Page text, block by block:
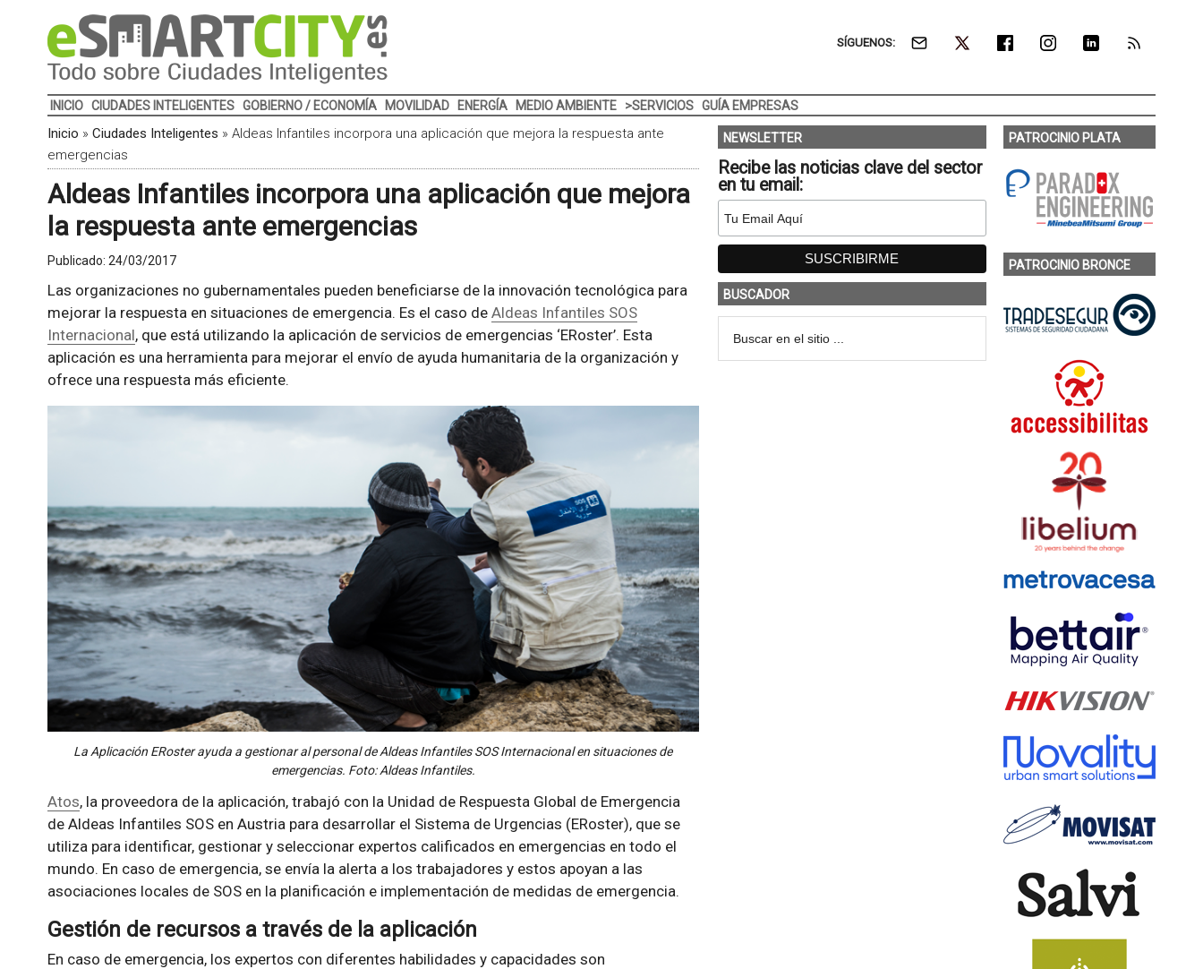
SÍGUENOS:
INICIO CIUDADES INTELIGENTES GOBIERNO / ECONOMÍA MOVILIDAD ENERGÍA MEDIO AMBIENTE >SERVICIOS GUÍA EMPRESAS
Inicio » Ciudades Inteligentes » Aldeas Infantiles incorpora una aplicación que mejora la respuesta ante
emergencias
Aldeas Infantiles incorpora una aplicación que mejora
la respuesta ante emergencias
Publicado: 24/03/2017
Las organizaciones no gubernamentales pueden beneficiarse de la innovación tecnológica para
mejorar la respuesta en situaciones de emergencia. Es el caso de Aldeas Infantiles SOS
Internacional, que está utilizando la aplicación de servicios de emergencias ‘ERoster’. Esta
aplicación es una herramienta para mejorar el envío de ayuda humanitaria de la organización y
ofrece una respuesta más eficiente.
La Aplicación ERoster ayuda a gestionar al personal de Aldeas Infantiles SOS Internacional en situaciones de
emergencias. Foto: Aldeas Infantiles.
Atos, la proveedora de la aplicación, trabajó con la Unidad de Respuesta Global de Emergencia
de Aldeas Infantiles SOS en Austria para desarrollar el Sistema de Urgencias (ERoster), que se
utiliza para identificar, gestionar y seleccionar expertos calificados en emergencias en todo el
mundo. En caso de emergencia, se envía la alerta a los trabajadores y estos apoyan a las
asociaciones locales de SOS en la planificación e implementación de medidas de emergencia.
Gestión de recursos a través de la aplicación
En caso de emergencia, los expertos con diferentes habilidades y capacidades son
NEWSLETTER
Recibe las noticias clave del sector
en tu email:
BUSCADOR
PATROCINIO PLATA
PATROCINIO BRONCE